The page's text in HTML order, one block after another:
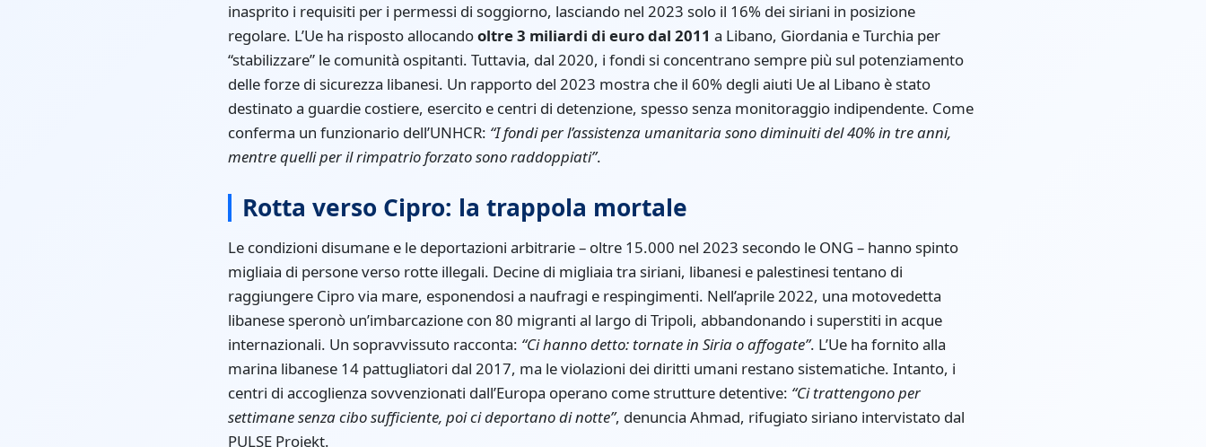
inasprito i requisiti per i permessi di soggiorno, lasciando nel 2023 solo il 16% dei siriani in posizione
regolare. L’Ue ha risposto allocandooltre 3 miliardi di euro dal 2011 a Libano, Giordania e Turchia per
“stabilizzare” le comunità ospitanti. Tuttavia, dal 2020, i fondi si concentrano sempre più sul potenziamento
delle forze di sicurezza libanesi. Un rapporto del 2023 mostra che il 60% degli aiuti Ue al Libano è stato
destinato a guardie costiere, esercito e centri di detenzione, spesso senza monitoraggio indipendente. Come
conferma un funzionario dell’UNHCR: “I fondi per l’assistenza umanitaria sono diminuiti del 40% in tre anni,
mentre quelli per il rimpatrio forzato sono raddoppiati”.
Rotta verso Cipro: la trappola mortale
Le condizioni disumane e le deportazioni arbitrarie – oltre 15.000 nel 2023 secondo le ONG – hanno spinto
migliaia di persone verso rotte illegali. Decine di migliaia tra siriani, libanesi e palestinesi tentano di
raggiungere Cipro via mare, esponendosi a naufragi e respingimenti. Nell’aprile 2022, una motovedetta
libanese speronò un’imbarcazione con 80 migranti al largo di Tripoli, abbandonando i superstiti in acque
internazionali. Un sopravvissuto racconta: “Ci hanno detto: tornate in Siria o affogate”. L’Ue ha fornito alla
marina libanese 14 pattugliatori dal 2017, ma le violazioni dei diritti umani restano sistematiche. Intanto, i
centri di accoglienza sovvenzionati dall’Europa operano come strutture detentive: “Ci trattengono per
settimane senza cibo sufficiente, poi ci deportano di notte”, denuncia Ahmad, rifugiato siriano intervistato dal
PULSE Projekt.